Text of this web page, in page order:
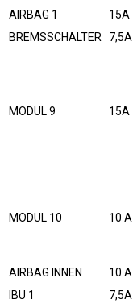
AIRBAG 1
15A
BREMSSCHALTER
7,5A
MODUL 9 15A
MODUL 10 10 A
AIRBAG INNEN
10 A
IBU 1
7,5A